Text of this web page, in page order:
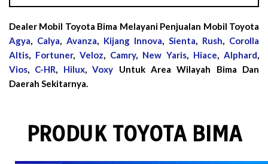
Dealer Mobil Toyota Bima Melayani Penjualan Mobil Toyota
Agya
Calya Avanza Kijang Innova Sienta Rush
Corolla
Altis
Fortuner, Veloz Camry, New Yaris Hiace Alphard
Vios
C-HR Hilux,Voxy Untuk Area Wilayah Bima Dan
Daerah Sekitarnya.
PRODUK TOYOTA BIMA